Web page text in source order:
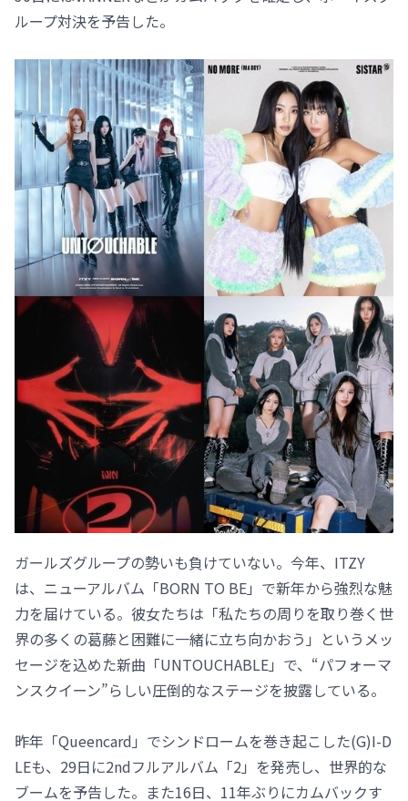
ループ対決を予告した。
ガールズグループの勢いも負けていない。今年、ITZY
は、ニューアルバム「BORN TO BE」で新年から強烈な魅
力を届けている。彼女たちは「私たちの周りを取り巻く世
界の多くの葛藤と困難に一緒に立ち向かおう」というメッ
セージを込めた新曲「UNTOUCHABLE」で、“パフォーマ
ンスクイーン”らしい圧倒的なステージを披露している。
昨年「Queencard」でシンドロームを巻き起こした(G)I-D
LEも、29日に2ndフルアルバム「2」を発売し、世界的な
ブームを予告した。また16日、11年ぶりにカムバックす